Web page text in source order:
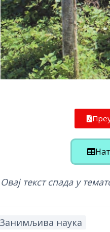
Овај текст спада у
Занимљива наука